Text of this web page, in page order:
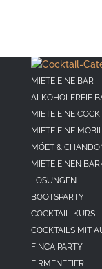
MIETE EINE BAR
ALKOHOLFREIE
MIETE EINE
MIETE EINE
MÖET &
MIETE EINEN
LÖSUNGEN
BOOTSPARTY
COCKTAIL-KURS
COCKTAILS MIT
FINCA PARTY
FIRMENFEIER